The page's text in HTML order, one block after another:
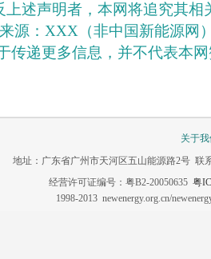
上述声明者，本网将追究其相
源：XXX（非中国新能源网
传递更多信息，并不代表本
关于
地址：广东省广州市天河区五山能源路2号 联
经营许可证编号：粤B2-20050635 粤
1998-2013 newenergy.org.cn/